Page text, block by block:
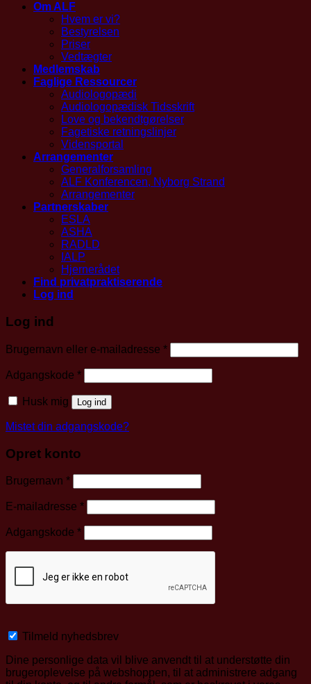
Om ALF
Hvem er vi?
Bestyrelsen
Priser
Vedtægter
Medlemskab
Faglige Ressourcer
Audiologopædi
Audiologopædisk Tidsskrift
Love og bekendtgørelser
Fagetiske retningslinjer
Vidensportal
Arrangementer
Generalforsamling
ALF Konferencen, Nyborg Strand
Arrangementer
Partnerskaber
ESLA
ASHA
RADLD
IALP
Hjernerådet
Find privatpraktiserende
Log ind
Log ind
Brugernavn eller e-mailadresse *Påkrævet
Adgangskode *Påkrævet
Husk mig Log ind
Mistet din adgangskode?
Opret konto
Brugernavn *Påkrævet
E-mailadresse *Påkrævet
Adgangskode *Påkrævet
Tilmeld nyhedsbrev
Dine personlige data vil blive anvendt til at understøtte din
brugeroplevelse på webshoppen, til at administrere adgang